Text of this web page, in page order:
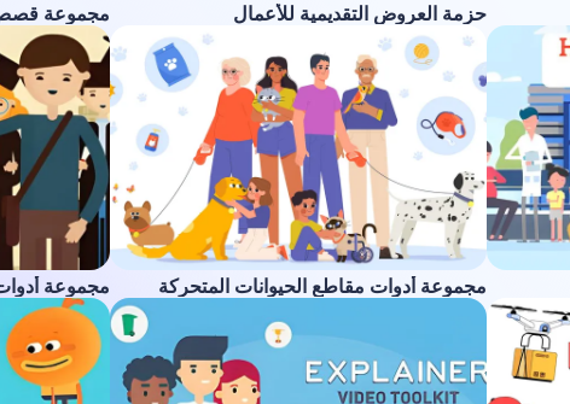
حزمة العروض التقديمية للأعمال مجموعة
مجموعة أدوات مقاطع الحيوانات المتحركة مجموعة أدوات